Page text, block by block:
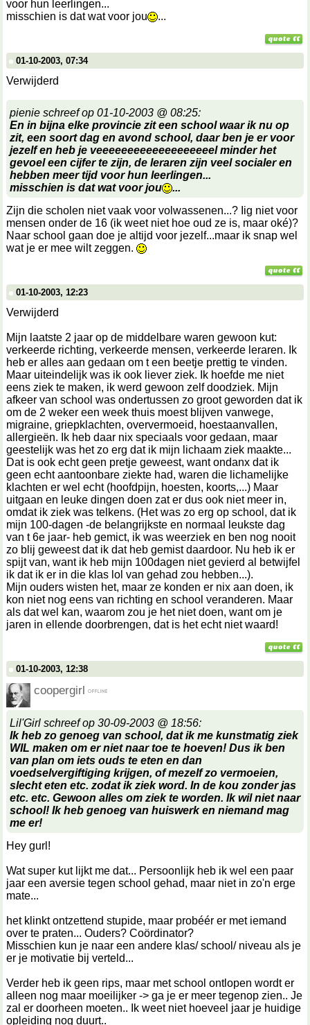
voor hun leerlingen...
misschien is dat wat voor jou
...
01-10-2003, 07:34
Verwijderd
pienie schreef op 01-10-2003 @ 08:25:
En in bijna elke provincie zit een school waar ik nu op
zit, een soort dag en avond school, daar ben je er voor
jezelf en heb je veeeeeeeeeeeeeeeeeeel minder het
gevoel een cijfer te zijn, de leraren zijn veel socialer en
hebben meer tijd voor hun leerlingen...
misschien is dat wat voor jou
...
Zijn die scholen niet vaak voor volwassenen...? Iig niet voor
mensen onder de 16 (ik weet niet hoe oud ze is, maar oké)?
Naar school gaan doe je altijd voor jezelf...maar ik snap wel
wat je er mee wilt zeggen.
01-10-2003, 12:23
Verwijderd
Mijn laatste 2 jaar op de middelbare waren gewoon kut:
verkeerde richting, verkeerde mensen, verkeerde leraren. Ik
heb er alles aan gedaan om t een beetje prettig te vinden.
Maar uiteindelijk was ik ook liever ziek. Ik hoefde me niet
eens ziek te maken, ik werd gewoon zelf doodziek. Mijn
afkeer van school was ondertussen zo groot geworden dat ik
om de 2 weker een week thuis moest blijven vanwege,
migraine, griepklachten, oververmoeid, hoestaanvallen,
allergieën. Ik heb daar nix speciaals voor gedaan, maar
geestelijk was het zo erg dat ik mijn lichaam ziek maakte...
Dat is ook echt geen pretje geweest, want ondanx dat ik
geen echt aantoonbare ziekte had, waren die lichamelijke
klachten er wel echt (hoofdpijn, hoesten, koorts,...) Maar
uitgaan en leuke dingen doen zat er dus ook niet meer in,
omdat ik ziek was telkens. (Het was zo erg op school, dat ik
mijn 100-dagen -de belangrijkste en normaal leukste dag
van t 6e jaar- heb gemict, ik was weerziek en ben nog nooit
zo blij geweest dat ik dat heb gemist daardoor. Nu heb ik er
spijt van, want ik heb mijn 100dagen niet gevierd al betwijfel
ik dat ik er in die klas lol van gehad zou hebben...).
Mijn ouders wisten het, maar ze konden er nix aan doen, ik
kon niet nog eens van richting en school veranderen. Maar
als dat wel kan, waarom zou je het niet doen, want om je
jaren in ellende doorbrengen, dat is het echt niet waard!
01-10-2003, 12:38
coopergirl
Lil'Girl schreef op 30-09-2003 @ 18:56:
Ik heb zo genoeg van school, dat ik me kunstmatig ziek
WIL maken om er niet naar toe te hoeven! Dus ik ben
van plan om iets ouds te eten en dan
voedselvergiftiging krijgen, of mezelf zo vermoeien,
slecht eten etc. zodat ik ziek word. In de kou zonder jas
etc. etc. Gewoon alles om ziek te worden. Ik wil niet naar
school! Ik heb genoeg van huiswerk en niemand mag
me er!
Hey gurl!
Wat super kut lijkt me dat... Persoonlijk heb ik wel een paar
jaar een aversie tegen school gehad, maar niet in zo'n erge
mate...
het klinkt ontzettend stupide, maar probéér er met iemand
over te praten... Ouders? Coördinator?
Misschien kun je naar een andere klas/ school/ niveau als je
er je motivatie bij verteld...
Verder heb ik geen rips, maar met school ontlopen wordt er
alleen nog maar moeilijker -> ga je er meer tegenop zien.. Je
zal er doorheen moeten.. Ik weet niet hoeveel jaar je huidige
opleiding nog duurt..